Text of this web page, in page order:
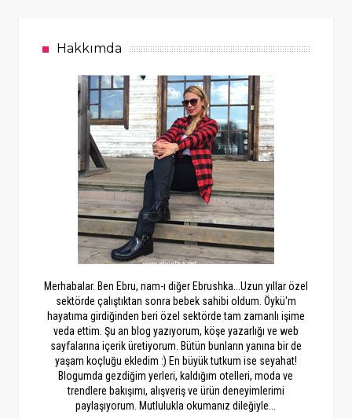
Hakkımda
Merhabalar. Ben Ebru, nam-ı diğer Ebrushka...Uzun yıllar özel
sektörde çalıştıktan sonra bebek sahibi oldum. Öykü'm
hayatıma girdiğinden beri özel sektörde tam zamanlı işime
veda ettim. Şu an blog yazıyorum, köşe yazarlığı ve web
sayfalarına içerik üretiyorum. Bütün bunların yanına bir de
yaşam koçluğu ekledim :) En büyük tutkum ise seyahat!
Blogumda gezdiğim yerleri, kaldığım otelleri, moda ve
trendlere bakışımı, alışveriş ve ürün deneyimlerimi
paylaşıyorum. Mutlulukla okumanız dileğiyle...